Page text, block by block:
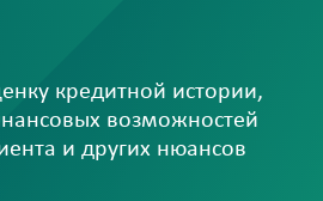
кредитной истории,
возможностей
и других нюансов